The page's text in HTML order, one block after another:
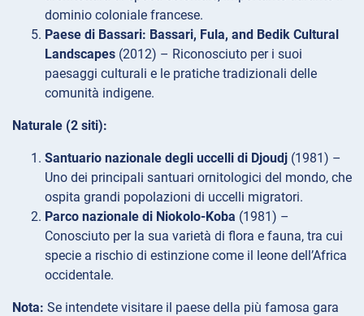
dominio coloniale francese.
Paese di Bassari: Bassari, Fula, and Bedik Cultural
Landscapes (2012) – Riconosciuto per i suoi
paesaggi culturali e le pratiche tradizionali delle
comunità indigene.
Naturale (2 siti):
Santuario nazionale degli uccelli di Djoudj (1981) –
Uno dei principali santuari ornitologici del mondo, che
ospita grandi popolazioni di uccelli migratori.
Parco nazionale di Niokolo-Koba (1981) –
Conosciuto per la sua varietà di flora e fauna, tra cui
specie a rischio di estinzione come il leone dell’Africa
occidentale.
Nota: Se intendete visitare il paese della più famosa gara